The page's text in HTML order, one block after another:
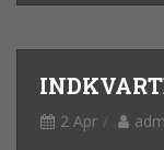
2 Apr